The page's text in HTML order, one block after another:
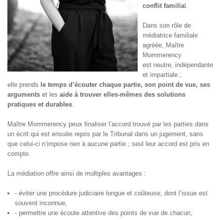
conflit familia
Dans son rôle de
médiatrice familiale
agréée, Maître
Mommerency
est neutre, indépendante
et impartiale ;
elle prends le temps d’écouter chaque partie, son point de vue, ses
arguments et les aide à trouver elles-mêmes des solutions
pratiques et durables
Maître Mommerency peux finaliser l’accord trouvé par les parties dans
un écrit qui est ensuite repris par le Tribunal dans un jugement, sans
que celui-ci n’impose rien à aucune partie ; seul leur accord est pris en
compte.
La médiation offre ainsi de multiples avantages :
- éviter une procédure judiciaire longue et coûteuse, dont l’issue est
souvent inconnue,
- permettre une écoute attentive des points de vue de chacun,